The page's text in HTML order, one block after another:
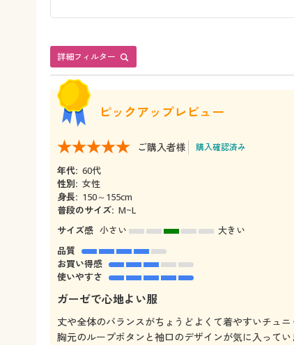
詳細フィルター
ピックアップレビュー
ご購入者様 購入確認済み
年代: 60代
性別: 女性
身長: 150～155cm
普段のサイズ: M~L
サイズ感 小さい
大きい
品質
お買い得感
使いやすさ
ガーゼで心地よい服
丈や全体のバランスがちょうどよくて着やすいチュニ
胸元のループボタンと袖口のデザインが気に入ってい